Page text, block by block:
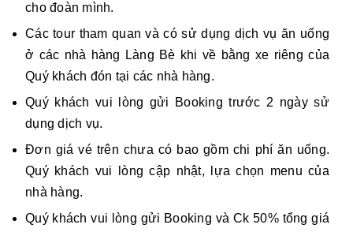
cho đoàn mình.
Các tour tham quan và có sử dụng dịch vụ ăn uống
ở các nhà hàng Làng Bè khi về bằng xe riêng của
Quý khách đón tại các nhà hàng.
Quý khách vui lòng gửi Booking trước 2 ngày sử
dụng dịch vụ.
Đơn giá vé trên chưa có bao gồm chi phí ăn uống.
Quý khách vui lòng cập nhật, lựa chọn menu của
nhà hàng.
Quý khách vui lòng gửi Booking và Ck 50% tổng giá